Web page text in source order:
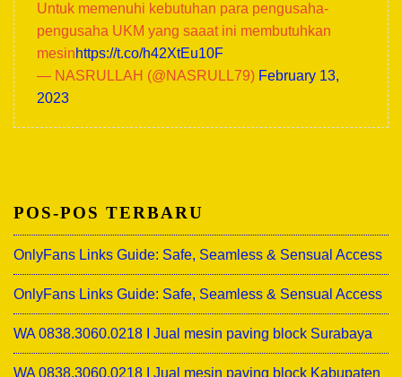
Untuk memenuhi kebutuhan para pengusaha-
pengusaha UKM yang saaat ini membutuhkan
mesinhttps://t.co/h42XtEu10F
— NASRULLAH (@NASRULL79) February 13,
2023
POS-POS TERBARU
OnlyFans Links Guide: Safe, Seamless & Sensual Access
OnlyFans Links Guide: Safe, Seamless & Sensual Access
WA 0838.3060.0218 I Jual mesin paving block Surabaya
WA 0838.3060.0218 I Jual mesin paving block Kabupaten